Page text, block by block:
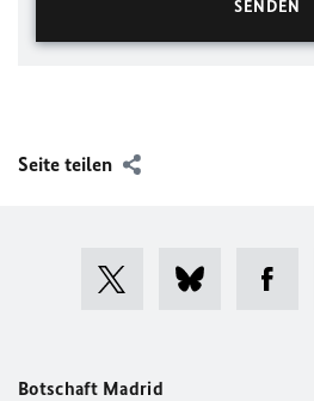
Seite teilen
Botschaft Madrid